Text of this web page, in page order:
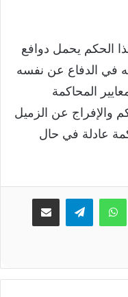
الحكم يحمل دوافع
في الدفاع عن نفسه
المحاكمة
والإفراج عن الزميل
عادلة في حال
واتسابتيلقرام مشاركة عبر البريد